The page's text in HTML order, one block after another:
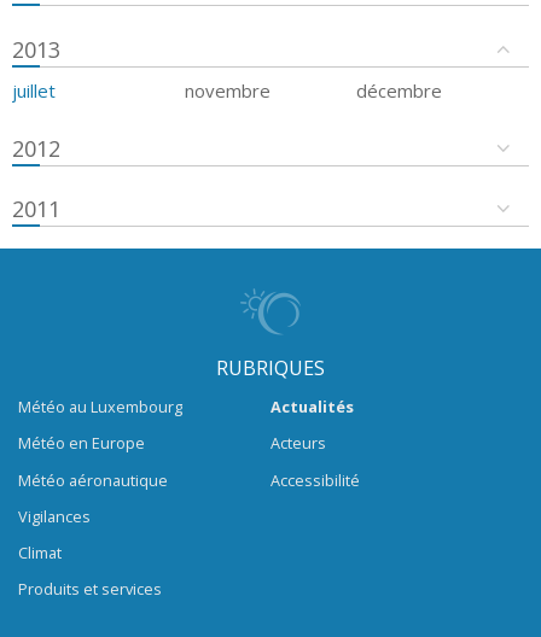
2013
juillet novembre décembre
2012
2011
RUBRIQUES
Météo au Luxembourg
Météo en Europe
Météo aéronautique
Vigilances
Climat
Produits et services
Actualités
Acteurs
Accessibilité